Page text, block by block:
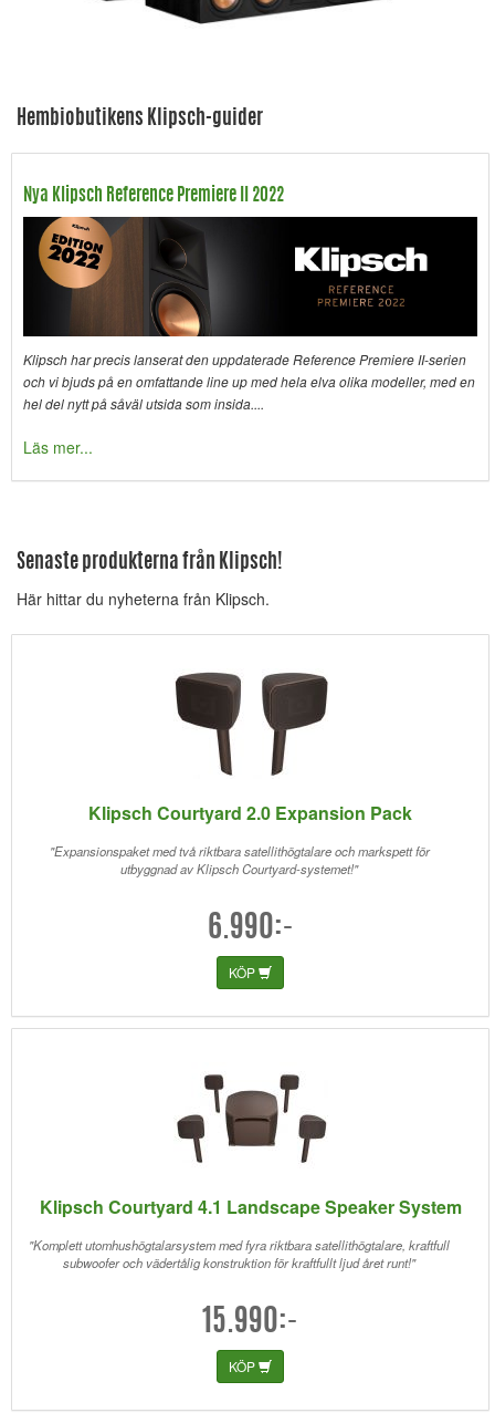
Hembiobutikens Klipsch-guider
Nya Klipsch Reference Premiere II 2022
Klipsch har precis lanserat den uppdaterade Reference Premiere II-serien
och vi bjuds på en omfattande line up med hela elva olika modeller, med en
hel del nytt på såväl utsida som insida....
Läs mer...
Senaste produkterna från Klipsch!
Här hittar du nyheterna från Klipsch.
Klipsch Courtyard 2.0 Expansion Pack
"Expansionspaket med två riktbara satellithögtalare och markspett för
utbyggnad av Klipsch Courtyard-systemet!"
6.990:-
KÖP
Klipsch Courtyard 4.1 Landscape Speaker System
"Komplett utomhushögtalarsystem med fyra riktbara satellithögtalare, kraftfull
subwoofer och vädertålig konstruktion för kraftfullt ljud året runt!"
15.990:-
KÖP